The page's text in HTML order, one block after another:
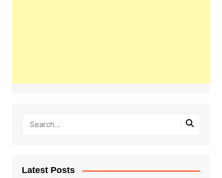
Latest Posts